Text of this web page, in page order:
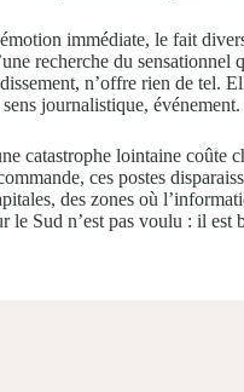
immédiate, le fait
recherche du
n’offre rien de tel.
journalistique, événement.
catastrophe lointaine coûte
ces postes
des zones où
le Sud n’est pas voulu : il est